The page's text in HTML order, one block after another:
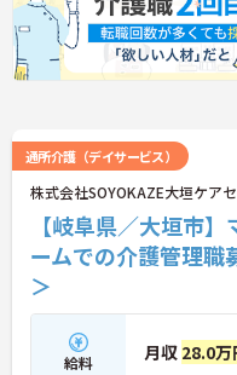
通所介護（デイサービス）
株式会社SOYOKAZE大垣ケア
【岐阜県／大垣市
ームでの介護管理職
＞
給料 月収 28.0万